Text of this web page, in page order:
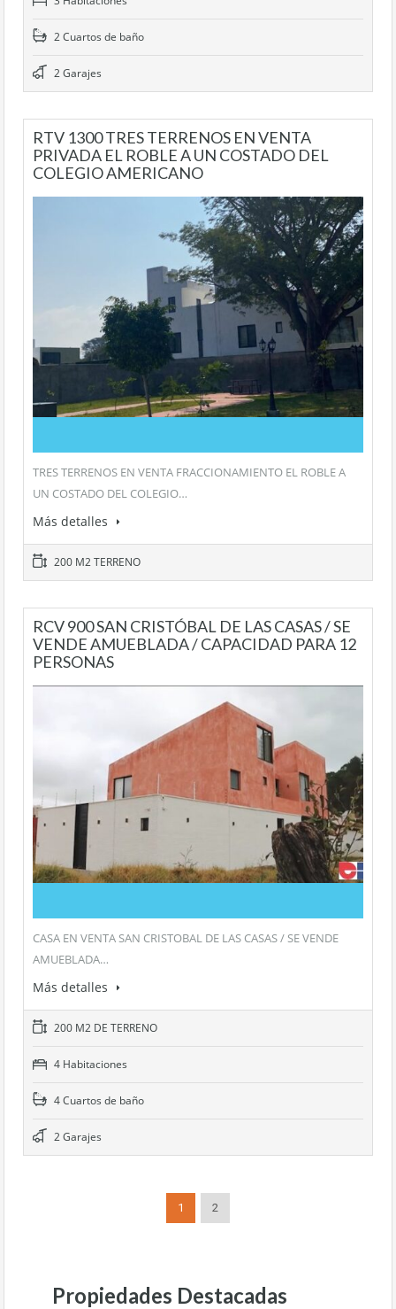
2 Cuartos de baño
2 Garajes
RTV 1300 TRES TERRENOS EN VENTA
PRIVADA EL ROBLE A UN COSTADO DEL
COLEGIO AMERICANO
TRES TERRENOS EN VENTA FRACCIONAMIENTO EL ROBLE A
UN COSTADO DEL COLEGIO…
Más detalles
200 M2 TERRENO
RCV 900 SAN CRISTÓBAL DE LAS CASAS / SE
VENDE AMUEBLADA / CAPACIDAD PARA 12
PERSONAS
CASA EN VENTA SAN CRISTOBAL DE LAS CASAS / SE VENDE
AMUEBLADA…
Más detalles
200 M2 DE TERRENO
4 Habitaciones
4 Cuartos de baño
2 Garajes
1 2
Propiedades Destacadas